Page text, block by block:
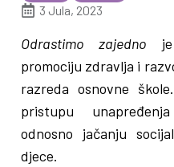
3 Jula, 2023
Odrastimo zajedno je
promociju zdravlja i
razreda osnovne
pristupu
odnosno jačanju
djece.